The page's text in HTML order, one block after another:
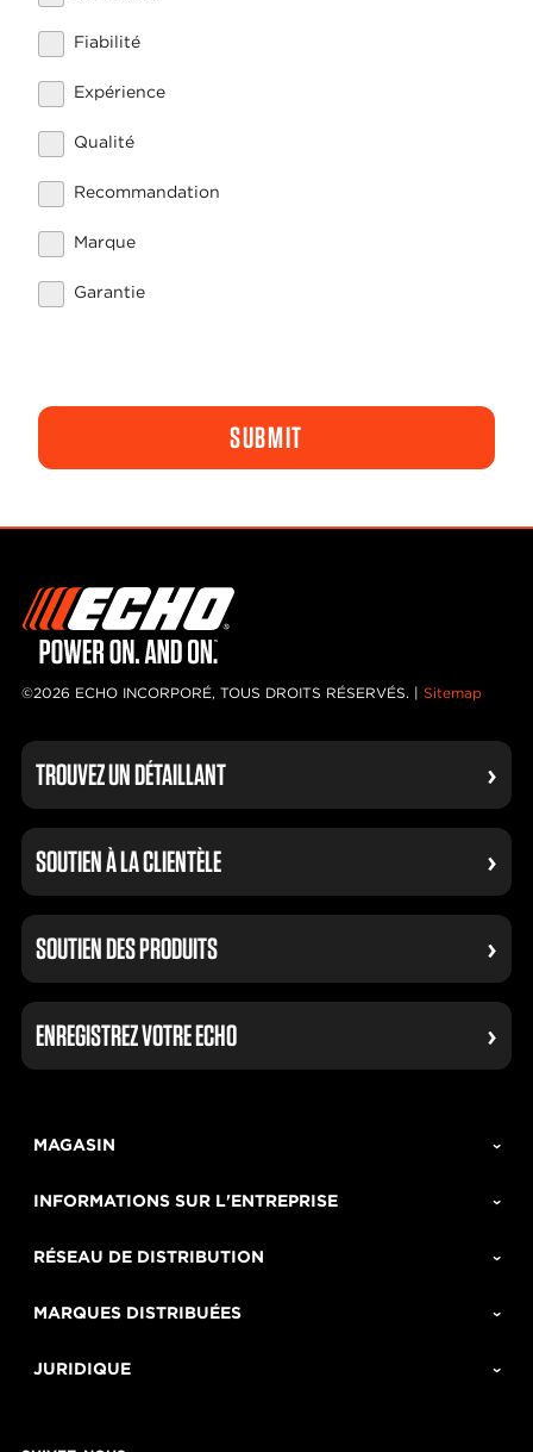
Fiabilité
Expérience
Qualité
Recommandation
Marque
Garantie
©2026 ECHO INCORPORÉ, TOUS DROITS RÉSERVÉS. | Sitemap
TROUVEZ UN DÉTAILLANT
SOUTIEN À LA CLIENTÈLE
SOUTIEN DES PRODUITS
ENREGISTREZ VOTRE ECHO
MAGASIN
INFORMATIONS SUR L'ENTREPRISE
RÉSEAU DE DISTRIBUTION
MARQUES DISTRIBUÉES
JURIDIQUE